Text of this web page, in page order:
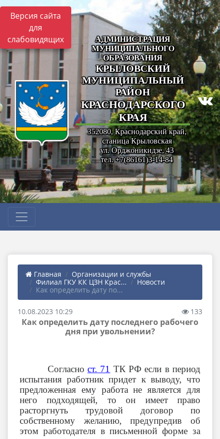
Версия сайта
для
слабовидящих
АДМИНИСТРАЦИЯ
МУНИЦИПАЛЬНОГО
ОБРАЗОВАНИЯ
КРЫЛОВСКИЙ
МУНИЦИПАЛЬНЫЙ
РАЙОН
КРАСНОДАРСКОГО
КРАЯ
352080, Краснодарский край,
станица Крыловская
ул. Орджоникидзе, 43
тел. +7(86161)3-14-84
Главная
Организации и службы
Филиал ГКУ КК ЦЗН Крас...
Новости
Как определить дату по...
10.08.2023 10:29 133
Как определить дату последнего рабочего
дня при увольнении?
Согласност. 71 ТК РФ если в период
испытания работник придет к выводу, что
предложенная ему работа не является для
него подходящей, то он имеет право
расторгнуть трудовой договор по
собственному желанию, предупредив об
этом работодателя в письменной форме за